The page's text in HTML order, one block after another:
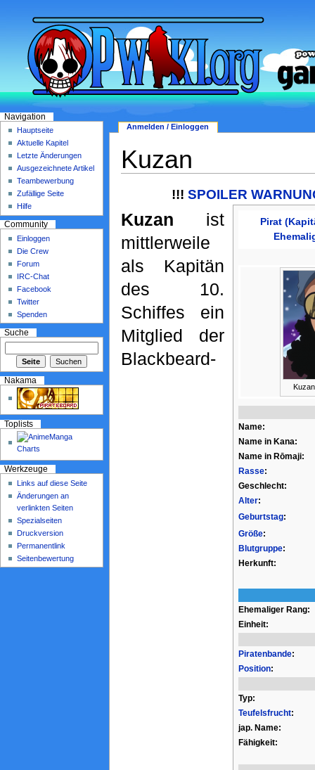
Kuzan
!!!SPOILER
Pirat
Name:
Name in Kana:
Name in Rōmaji:
Rasse:
Geschlecht:
Alter:
Geburtstag:
Größe:
Blutgruppe:
Herkunft:
Ehemaliger Rang:
Einheit:
Piratenbande:
Position:
Typ:
Teufelsfrucht:
jap. Name:
Fähigkeit:
Kuzan ist
mittlerweile
als Kapitän
des 10.
Schiffes ein
Mitglied der
Blackbeard-
Anmelden / Einloggen
Navigation
Hauptseite
Aktuelle Kapitel
Letzte Änderungen
Ausgezeichnete Artikel
Teambewerbung
Zufällige Seite
Hilfe
Community
Einloggen
Die Crew
Forum
IRC-Chat
Facebook
Twitter
Spenden
Suche
Nakama
Toplists
Werkzeuge
Links auf diese Seite
Änderungen an
verlinkten Seiten
Spezialseiten
Druckversion
Permanentlink
Seitenbewertung